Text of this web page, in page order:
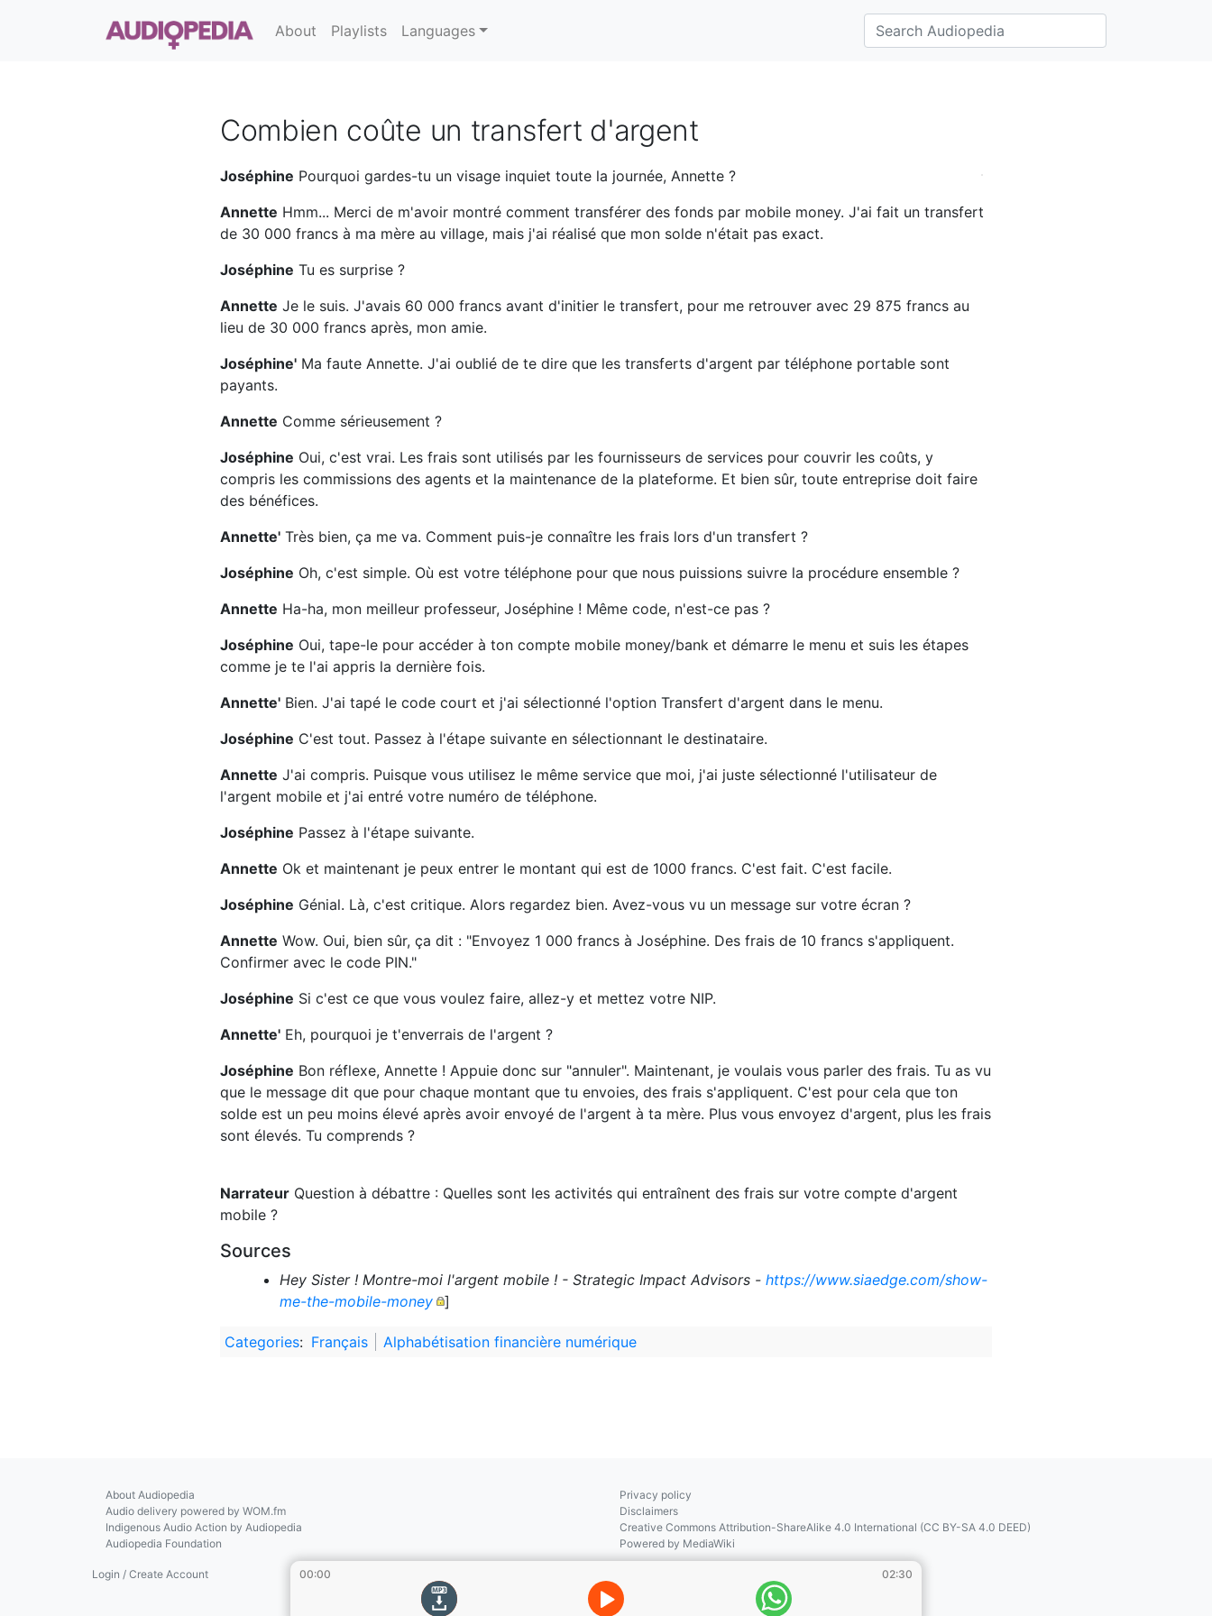
About Playlists Languages
Combien coûte un transfert d'argent
00:00 02:30
Joséphine Pourquoi gardes-tu un visage inquiet toute la journée, Annette ?
Annette Hmm... Merci de m'avoir montré comment transférer des fonds par mobile money. J'ai fait un transfert
de 30 000 francs à ma mère au village, mais j'ai réalisé que mon solde n'était pas exact.
Joséphine Tu es surprise ?
Annette Je le suis. J'avais 60 000 francs avant d'initier le transfert, pour me retrouver avec 29 875 francs au
lieu de 30 000 francs après, mon amie.
Joséphine' Ma faute Annette. J'ai oublié de te dire que les transferts d'argent par téléphone portable sont
payants.
Annette Comme sérieusement ?
Joséphine Oui, c'est vrai. Les frais sont utilisés par les fournisseurs de services pour couvrir les coûts, y
compris les commissions des agents et la maintenance de la plateforme. Et bien sûr, toute entreprise doit faire
des bénéfices.
Annette' Très bien, ça me va. Comment puis-je connaître les frais lors d'un transfert ?
Joséphine Oh, c'est simple. Où est votre téléphone pour que nous puissions suivre la procédure ensemble ?
Annette Ha-ha, mon meilleur professeur, Joséphine ! Même code, n'est-ce pas ?
Joséphine Oui, tape-le pour accéder à ton compte mobile money/bank et démarre le menu et suis les étapes
comme je te l'ai appris la dernière fois.
Annette' Bien. J'ai tapé le code court et j'ai sélectionné l'option Transfert d'argent dans le menu.
Joséphine C'est tout. Passez à l'étape suivante en sélectionnant le destinataire.
Annette J'ai compris. Puisque vous utilisez le même service que moi, j'ai juste sélectionné l'utilisateur de
l'argent mobile et j'ai entré votre numéro de téléphone.
Joséphine Passez à l'étape suivante.
Annette Ok et maintenant je peux entrer le montant qui est de 1000 francs. C'est fait. C'est facile.
Joséphine Génial. Là, c'est critique. Alors regardez bien. Avez-vous vu un message sur votre écran ?
Annette Wow. Oui, bien sûr, ça dit : "Envoyez 1 000 francs à Joséphine. Des frais de 10 francs s'appliquent.
Confirmer avec le code PIN."
Joséphine Si c'est ce que vous voulez faire, allez-y et mettez votre NIP.
Annette' Eh, pourquoi je t'enverrais de l'argent ?
Joséphine Bon réflexe, Annette ! Appuie donc sur "annuler". Maintenant, je voulais vous parler des frais. Tu as vu
que le message dit que pour chaque montant que tu envoies, des frais s'appliquent. C'est pour cela que ton
solde est un peu moins élevé après avoir envoyé de l'argent à ta mère. Plus vous envoyez d'argent, plus les frais
sont élevés. Tu comprends ?
Narrateur Question à débattre : Quelles sont les activités qui entraînent des frais sur votre compte d'argent
mobile ?
Sources
Hey Sister ! Montre-moi l'argent mobile ! - Strategic Impact Advisors - https://www.siaedge.com/show-
me-the-mobile-money
]
Categories: Français Alphabétisation financière numérique
About Audiopedia
Audio delivery powered by WOM.fm
Indigenous Audio Action by Audiopedia
Audiopedia Foundation
Privacy policy
Disclaimers
Creative Commons Attribution-ShareAlike 4.0 International (CC BY-SA 4.0 DEED)
Powered by MediaWiki
Login / Create Account